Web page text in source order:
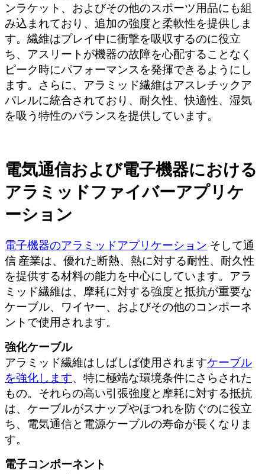
ンラケット、およびその他のスポーツ用品にも組
み込まれており、追加の強度と柔軟性を提供しま
す。繊維はプレイ中に衝撃を吸収するのに役立
ち、アスリートが機器の故障を心配することなく
ピーク時にパフォーマンスを発揮できるようにし
ます。さらに、アラミッド繊維はアスレチックア
パレルに統合されており、耐久性、快適性、湿気
を吸う特性のバランスを提供しています。
電気通信および電子機器における
アラミッドファイバーアプリケ
ーション
電子機器のアラミッドアプリケーション そして通
信 産業は、優れた断熱、熱に対する耐性、耐久性
を提供する材料の能力を中心にしています。アラ
ミッド繊維は、摩耗に対する強度と抵抗が重要な
ケーブル、ワイヤー、およびその他のコンポーネ
ントで使用されます。
強化ケーブル
アラミッド繊維はしばしば使用されますケーブル
を強化します、特に極端な環境条件にさらされた
もの。それらの高い引張強度と摩耗に対する抵抗
は、ケーブルがスナップやほつれを防ぐのに役立
ち、電気通信と電源ケーブルの寿命が長くなりま
す。
電子コンポーネント